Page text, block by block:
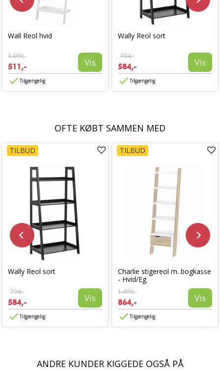
Wall Reol hvid
1.099,-
511,- Vis
Tilgængelig
Wally Reol sort
794,-
584,- Vis
Tilgængelig
OFTE KØBT SAMMEN MED
TILBUD
Wally Reol sort
794,-
584,- Vis
Tilgængelig
TILBUD
Charlie stigereol m. bogkasse
- Hvid/Eg
1.499,-
864,- Vis
Tilgængelig
ANDRE KUNDER KIGGEDE OGSÅ PÅ